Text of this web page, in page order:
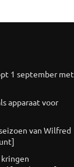
1 september met
apparaat voor
van Wilfred